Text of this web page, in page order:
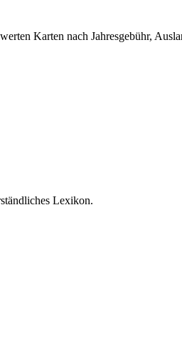
Karten nach Jahresgebühr,
Lexikon.